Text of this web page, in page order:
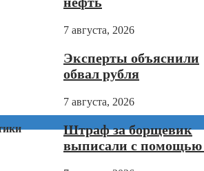
7 августа, 2026
Эксперты объяснили
обвал рубля
7 августа, 2026
Штраф за борщевик
выписали с